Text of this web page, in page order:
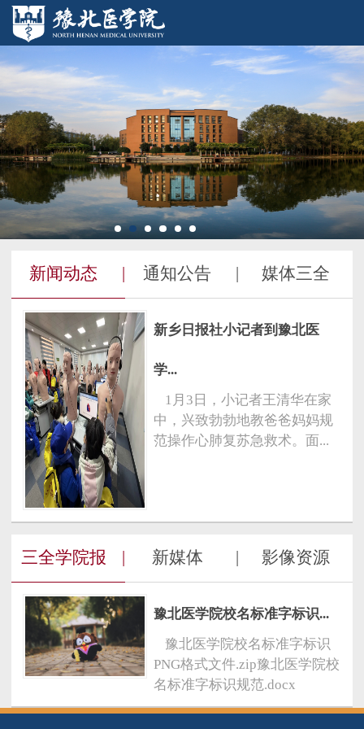
新闻动态 | 通知公告 | 媒体三全
新乡日报社小记者到豫北医
学...
1月3日，小记者王清华在家
中，兴致勃勃地教爸爸妈妈规
范操作心肺复苏急救术。面...
三全学院报 | 新媒体 | 影像资源
豫北医学院校名标准字标识...
豫北医学院校名标准字标识
PNG格式文件.zip豫北医学院校
名标准字标识规范.docx